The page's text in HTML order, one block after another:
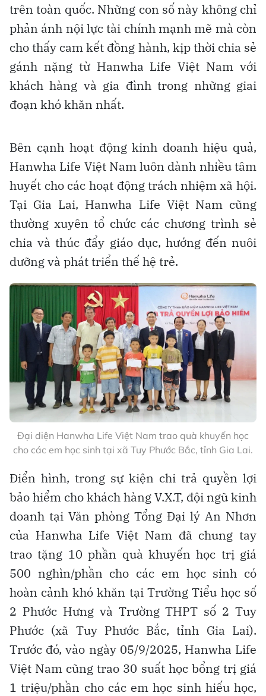
trên toàn quốc. Những con số này không chỉ
phản ánh nội lực tài chính mạnh mẽ mà còn
cho thấy cam kết đồng hành, kịp thời chia sẻ
gánh nặng từ Hanwha Life Việt Nam với
khách hàng và gia đình trong những giai
đoạn khó khăn nhất.
Bên cạnh hoạt động kinh doanh hiệu quả,
Hanwha Life Việt Nam luôn dành nhiều tâm
huyết cho các hoạt động trách nhiệm xã hội.
Tại Gia Lai, Hanwha Life Việt Nam cũng
thường xuyên tổ chức các chương trình sẻ
chia và thúc đẩy giáo dục, hướng đến nuôi
dưỡng và phát triển thế hệ trẻ.
Đại diện Hanwha Life Việt Nam trao quà khuyến học
cho các em học sinh tại xã Tuy Phước Bắc, tỉnh Gia Lai.
Điển hình, trong sự kiện chi trả quyền lợi
bảo hiểm cho khách hàng V.X.T, đội ngũ kinh
doanh tại Văn phòng Tổng Đại lý An Nhơn
của Hanwha Life Việt Nam đã chung tay
trao tặng 10 phần quà khuyến học trị giá
500 nghìn/phần cho các em học sinh có
hoàn cảnh khó khăn tại Trường Tiểu học số
2 Phước Hưng và Trường THPT số 2 Tuy
Phước (xã Tuy Phước Bắc, tỉnh Gia Lai).
Trước đó, vào ngày 05/9/2025, Hanwha Life
Việt Nam cũng trao 30 suất học bổng trị giá
1 triệu/phần cho các em học sinh hiếu học,